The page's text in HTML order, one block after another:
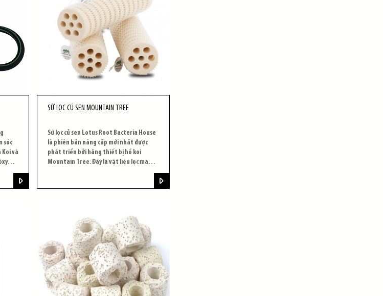
sóc
Koi và
SỨ LỌC CỦ SEN MOUNTAIN TREE
Sứ lọc củ sen Lotus Root Bacteria House
là phiên bản nâng cấp mới nhất được
phát triển bởi hãng thiết bị hồ koi
Mountain Tree. Đây là vật liệu lọc mang
lại rất nhiều tác dụng cho hồ cá, phù hợp